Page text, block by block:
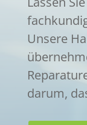
Unsere
darum,